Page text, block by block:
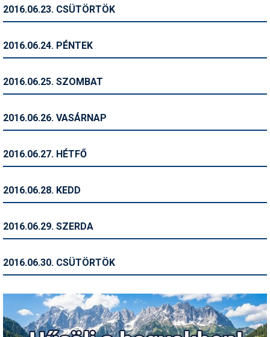
Telemark
Történelem
Utazási tippek
2016.06.23. CSÜTÖRTÖK
2016.06.24. PÉNTEK
2016.06.25. SZOMBAT
2016.06.26. VASÁRNAP
2016.06.27. HÉTFŐ
2016.06.28. KEDD
2016.06.29. SZERDA
2016.06.30. CSÜTÖRTÖK